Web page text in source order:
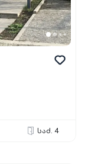
საძ. 4